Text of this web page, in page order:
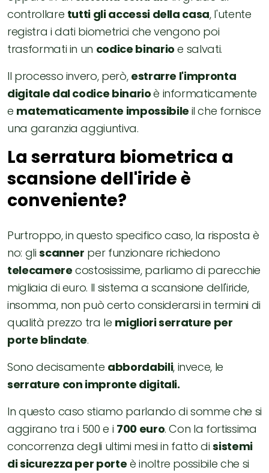
controllare tutti gli accessi della casa, l'utente
registra i dati biometrici che vengono poi
trasformati in un codice binario e salvati.
Il processo invero, però, estrarre l'impronta
digitale dal codice binarioè informaticamente
e matematicamente impossibile il che fornisce
una garanzia aggiuntiva.
La serratura biometrica a
scansione dell'iride è
conveniente?
Purtroppo, in questo specifico caso, la risposta è
no: gliscanner per funzionare richiedono
telecamere costosissime, parliamo di parecchie
migliaia di euro. Il sistema a scansione dell'iride,
insomma, non può certo considerarsi in termini di
qualità prezzo tra le migliori serrature per
porte blindate.
Sono decisamente abbordabili, invece, le
serrature con impronte digitali.
In questo caso stiamo parlando di somme che si
aggirano tra i 500 e i 700 euro. Con la fortissima
concorrenza degli ultimi mesi in fatto disistemi
di sicurezza per porte è inoltre possibile che si